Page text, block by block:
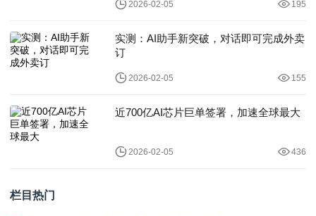
2026-02-05 195
实测：AI助手新突破，对话即可完成外卖
订
2026-02-05 155
近700亿AI芯片巨单签署，加速全球最大
2026-02-05 436
栏目热门